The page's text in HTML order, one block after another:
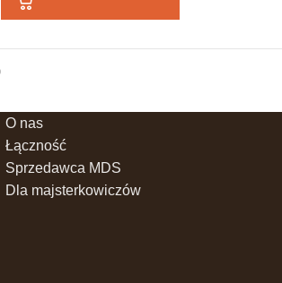
O nas
Łączność
Sprzedawca MDS
Dla majsterkowiczów